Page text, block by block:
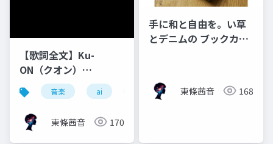
【歌詞全文】Ku-
ON（クオン）
「PLATONIC TIME」
音楽 ai 生成ai 歌詞 ミニマル
東條茜音 170
手に和と自由を。い草
とデニムの ブックカバ
東條茜音 168